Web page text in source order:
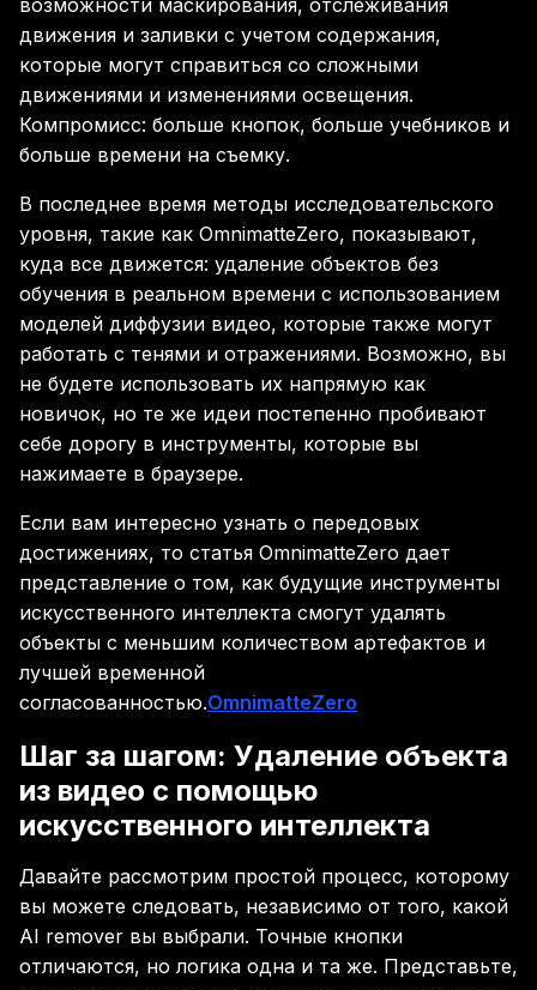
возможности маскирования, отслеживания
движения и заливки с учетом содержания,
которые могут справиться со сложными
движениями и изменениями освещения.
Компромисс: больше кнопок, больше учебников и
больше времени на съемку.
В последнее время методы исследовательского
уровня, такие как OmnimatteZero, показывают,
куда все движется: удаление объектов без
обучения в реальном времени с использованием
моделей диффузии видео, которые также могут
работать с тенями и отражениями. Возможно, вы
не будете использовать их напрямую как
новичок, но те же идеи постепенно пробивают
себе дорогу в инструменты, которые вы
нажимаете в браузере.
Если вам интересно узнать о передовых
достижениях, то статья OmnimatteZero дает
представление о том, как будущие инструменты
искусственного интеллекта смогут удалять
объекты с меньшим количеством артефактов и
лучшей временной
согласованностью.OmnimatteZero
Шаг за шагом: Удаление объекта
из видео с помощью
искусственного интеллекта
Давайте рассмотрим простой процесс, которому
вы можете следовать, независимо от того, какой
AI remover вы выбрали. Точные кнопки
отличаются, но логика одна и та же. Представьте,